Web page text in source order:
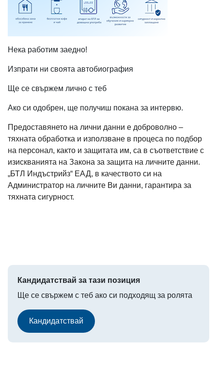
Нека работим заедно!
Изпрати ни своята автобиография
Ще се свържем лично с теб
Ако си одобрен, ще получиш покана за интервю.
Предоставянето на лични данни е доброволно –
тяхната обработка и използване в процеса по подбор
на персонал, както и защитата им, са в съответствие с
изискванията на Закона за защита на личните данни.
„БТЛ Индъстрийз“ ЕАД, в качеството си на
Администратор на личните Ви данни, гарантира за
тяхната сигурност.
Кандидатствай за тази позиция
Ще се свържем с теб ако си подходящ за ролята
Кандидатствай
CUSTOM ACCESS
Reviewers
Select